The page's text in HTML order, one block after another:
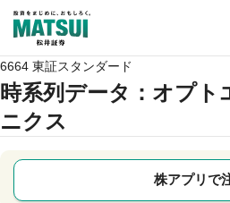
6664 東証スタンダード
時系列データ ：オプト
ニクス
株アプリで